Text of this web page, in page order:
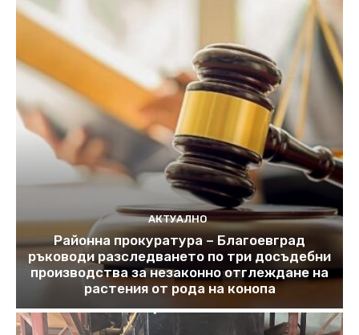
АКТУАЛНО
Районна прокуратура – Благоевград
ръководи разследването по три досъдебни
производства за незаконно отглеждане на
растения от рода на конопа